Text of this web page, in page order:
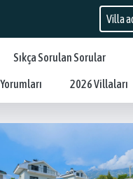
Sıkça Sorulan Sorular
2026 Villaları